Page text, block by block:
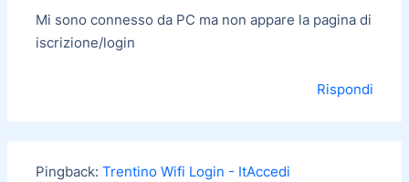
Mi sono connesso da PC ma non appare la pagina di
iscrizione/login
Rispondi
Pingback:Trentino Wifi Login - ItAccedi